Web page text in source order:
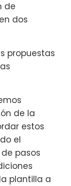
de
dos
propuestas
de la
estos
el
pasos
plantilla a